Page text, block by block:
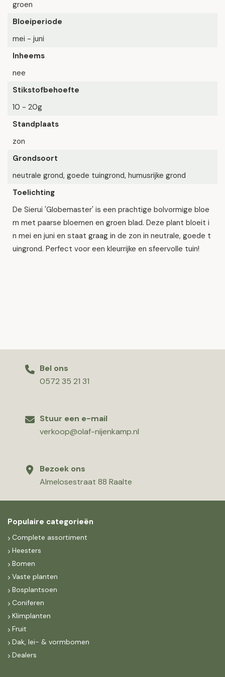
groen
Bloeiperiode
mei - juni
Inheems
nee
Stikstofbehoefte
10 - 20g
Standplaats
zon
Grondsoort
neutrale grond, goede tuingrond, humusrijke grond
Toelichting
De Sierui 'Globemaster' is een prachtige bolvormige bloe
m met paarse bloemen en groen blad. Deze plant bloeit i
n mei en juni en staat graag in de zon in neutrale, goede t
uingrond. Perfect voor een kleurrijke en sfeervolle tuin!
Bel ons
0572 35 21 31
Stuur een e-mail
verkoop@olaf-nijenkamp.nl
Bezoek ons
Almelosestraat 88 Raalte
Populaire categorieën
Complete assortiment
Heesters
Bomen
Vaste planten
Bosplantsoen
Coniferen
Klimplanten
Fruit
Dak, lei- & vormbomen
Dealers